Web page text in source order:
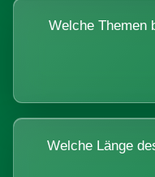
Welche Themen
Welche Länge